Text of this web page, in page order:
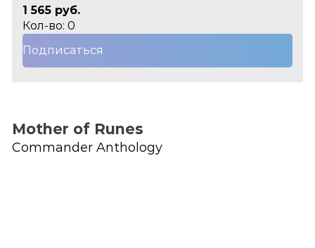
1 565 руб.
Кол-во: 0
Подписаться
Mother of Runes
Commander Anthology